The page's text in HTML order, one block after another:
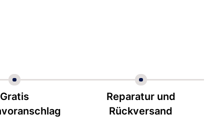
Gratis
Reparatur und
Rückversand